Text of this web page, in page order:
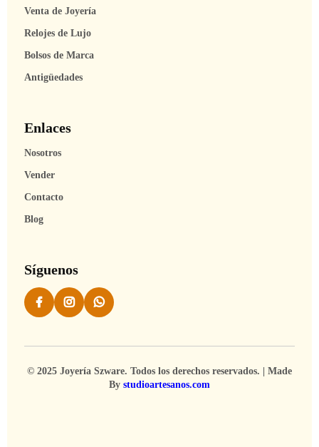
Venta de Joyería
Relojes de Lujo
Bolsos de Marca
Antigüedades
Enlaces
Nosotros
Vender
Contacto
Blog
Síguenos
© 2025 Joyería Szware. Todos los derechos reservados. | Made
By studioartesanos.com